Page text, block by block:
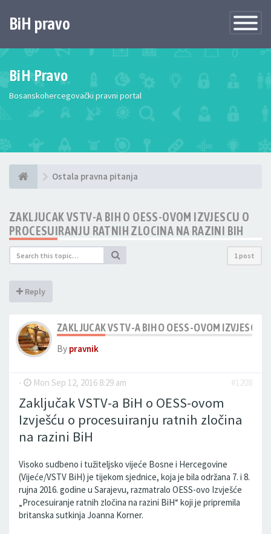
Toggle
BiH pravo
BiH Pravo
Bosanskohercegovački pravni portal
Ostala pravna pitanja
ZAKLJUCAK VSTV-A BIH O OESS-OVOM IZVJESCU O
PROCESUIRANJU RATNIH ZLOCINA NA RAZINI BIH
1 post
Reply
ZAKLJUCAK VSTV-A BIH O OESS-OVOM IZVJESCU
By pravnik
- Mon Sep 12, 2016 8:29 am #1208
Zaključak VSTV-a BiH o OESS-ovom
Izvješću o procesuiranju ratnih zločina
na razini BiH
Visoko sudbeno i tužiteljsko vijeće Bosne i Hercegovine
(Vijeće/VSTV BiH) je tijekom sjednice, koja je bila održana 7. i 8.
rujna 2016. godine u Sarajevu, razmatralo OESS-ovo Izvješće
„Procesuiranje ratnih zločina na razini BiH“ koji je pripremila
britanska sutkinja Joanna Korner.